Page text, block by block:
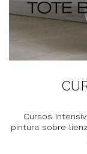
Cursos
pintura sobre